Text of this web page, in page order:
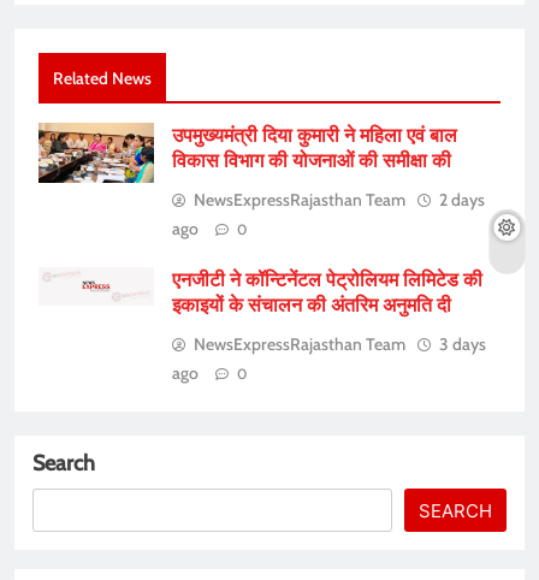
Related News
उपमुख्यमंत्री दिया कुमारी ने महिला एवं बाल
विकास विभाग की योजनाओं की समीक्षा की
NewsExpressRajasthan Team
2 days
ago
0
एनजीटी ने कॉन्टिनेंटल पेट्रोलियम लिमिटेड की
इकाइयों के संचालन की अंतरिम अनुमति दी
NewsExpressRajasthan Team
3 days
ago
0
Search
SEARCH